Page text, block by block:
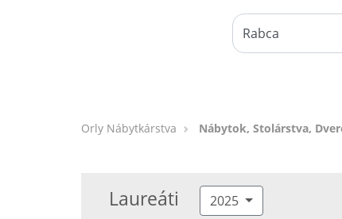
Orly Nábytkárstva Nábytok, Stolárstva,
Laureáti 2025